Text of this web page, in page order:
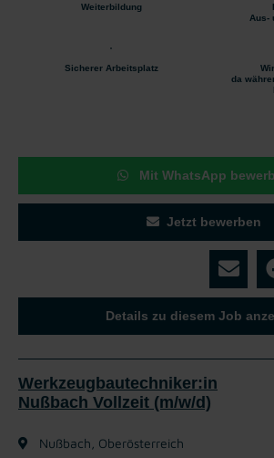
Weiterbildung
Aus-
Sicherer Arbeitsplatz
da
Mit WhatsApp
Jetzt bewerben
Details zu diesem Job
Werkzeugbautechniker:in
Nußbach Vollzeit (m/w/d)
Nußbach, Oberösterreich